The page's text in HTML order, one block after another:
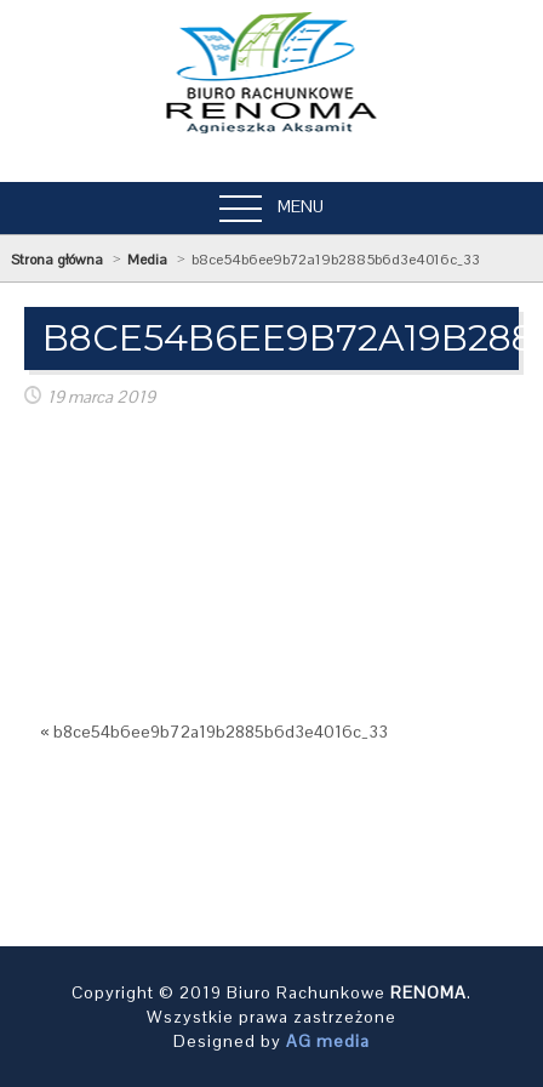
MENU
Strona główna Media b8ce54b6ee9b72a19b2885b6d3e4016c_33
19 marca 2019
« b8ce54b6ee9b72a19b2885b6d3e4016c_33
Copyright © 2019 Biuro Rachunkowe RENOMA.
Wszystkie prawa zastrzeżone
Designed by AG media